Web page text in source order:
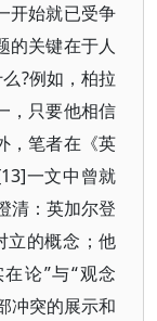
开始就已受争
的关键在于人
?例如，柏拉
，只要他相信
，笔者在《英
一文中曾就
清：英加尔登
立的概念；他
论”与“观念
冲突的展示和